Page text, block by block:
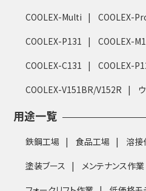
COOLEX-Multi COOLEX-
COOLEX-P131
COOLEX-
COOLEX-C131
COOLEX-
COOLEX-V151BR/V152R
用途一覧
鉄鋼工場 食品工場
溶接
塗装ブース
メンテナンス作業